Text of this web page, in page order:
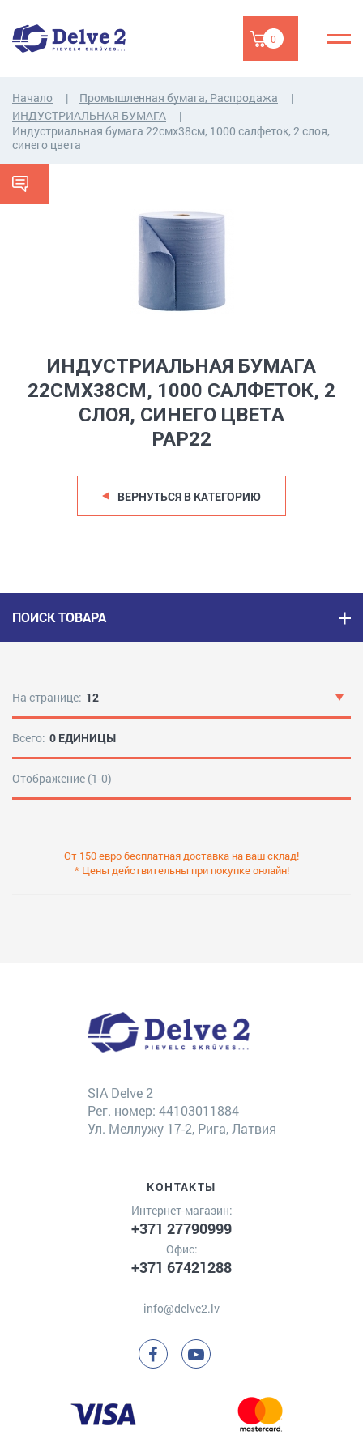
0
Начало
Промышленная бумага, Распродажа
ИНДУСТРИАЛЬНАЯ БУМАГА
Индустриальная бумага 22смx38см, 1000 салфеток, 2 слоя,
синего цвета
ИНДУСТРИАЛЬНАЯ БУМАГА
22СМX38СМ, 1000 САЛФЕТОК, 2
СЛОЯ, СИНЕГО ЦВЕТА
PAP22
ВЕРНУТЬСЯ В КАТЕГОРИЮ
ПОИСК ТОВАРА
На странице: 12
Всего: 0 ЕДИНИЦЫ
Отображение (1-0)
От 150 евро бесплатная доставка на ваш склад!
* Цены действительны при покупке онлайн!
SIA Delve 2
Рег. номер: 44103011884
Ул. Меллужу 17-2, Рига, Латвия
КОНТАКТЫ
Интернет-магазин:
+371 27790999
Офис:
+371 67421288
info@delve2.lv